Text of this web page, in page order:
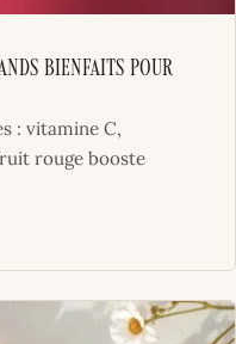
bienfaits pour
: vitamine C,
rouge booste